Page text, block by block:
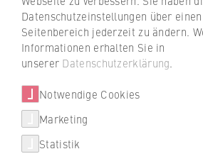
k
u
S
a
u
l
e
f
r
W
i
r
k
z
u
r
t
a
t
Information zur
personenbezogenen Daten
Hochschulkommunikation
Diversität und
HWR Berlin
Mit diesen Datenschutzhinweisen
Berlin für die Verarbeitung von
Datenschutzeinstellungen über
Seitenbereich jederzeit zu ändern.
Informationen erhalten Sie in
unserer Datenschutzerklärung
Notwendige Cookies
Marketing
Statistik